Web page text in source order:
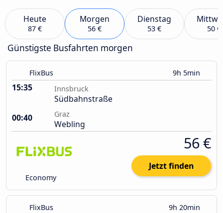
Heute
87 €
Morgen
56 €
Dienstag
53 € 50 €
Günstigste Busfahrten morgen
FlixBus 9h 5min
15:35 Innsbruck
Südbahnstraße
00:40
Graz
Webling
Economy
56 €
Jetzt finden
FlixBus 9h 20min